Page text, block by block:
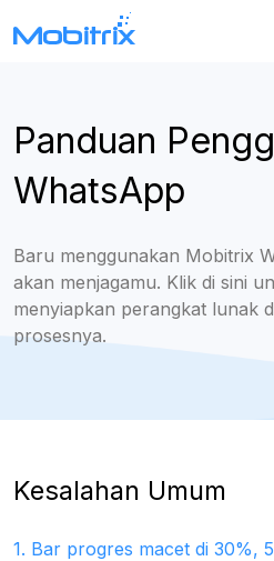
Panduan
WhatsApp
Baru menggunakan Mobitrix
akan menjagamu. Klik di sini
menyiapkan perangkat lunak
prosesnya.
Kesalahan Umum
1. Bar progres macet di 30%,